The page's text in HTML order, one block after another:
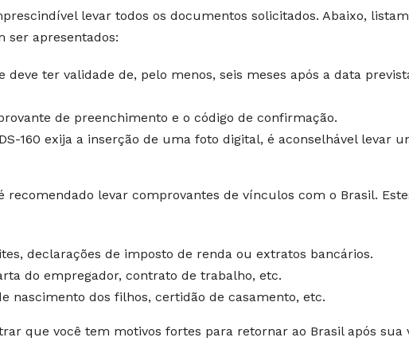
levar todos os documentos solicitados. Abaixo,
ser apresentados:
deve ter validade de, pelo menos, seis meses após a data
de preenchimento e o código de confirmação.
160 exija a inserção de uma foto digital, é aconselhável levar
levar comprovantes de vínculos com o Brasil.
declarações de imposto de renda ou extratos bancários.
do empregador, contrato de trabalho, etc.
nascimento dos filhos, certidão de casamento, etc.
que você tem motivos fortes para retornar ao Brasil após sua